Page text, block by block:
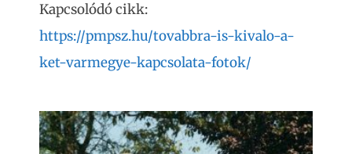
Kapcsolódó cikk:
https://pmpsz.hu/tovabbra-is-kivalo-a-
ket-varmegye-kapcsolata-fotok/